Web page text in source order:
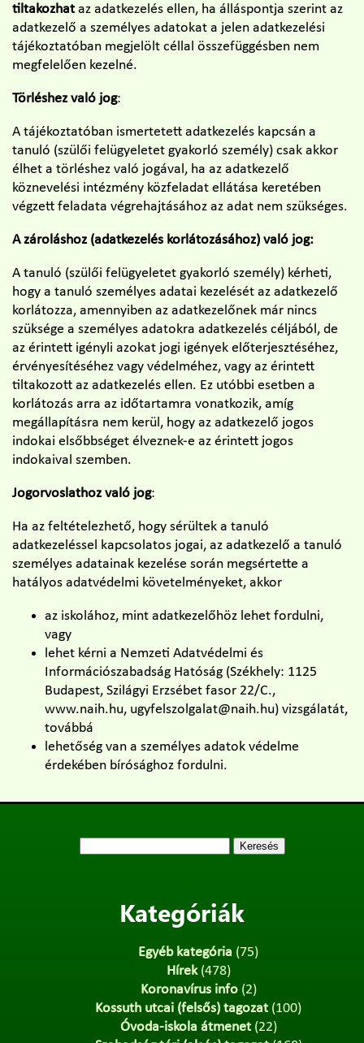
tiltakozhataz adatkezelés ellen, ha álláspontja szerint az
adatkezelő a személyes adatokat a jelen adatkezelési
tájékoztatóban megjelölt céllal összefüggésben nem
megfelelően kezelné.
Törléshez való jog:
A tájékoztatóban ismertetett adatkezelés kapcsán a
tanuló (szülői felügyeletet gyakorló személy) csak akkor
élhet a törléshez való jogával, ha az adatkezelő
köznevelési intézmény közfeladat ellátása keretében
végzett feladata végrehajtásához az adat nem szükséges.
A zároláshoz (adatkezelés korlátozásához) való jog:
A tanuló (szülői felügyeletet gyakorló személy) kérheti,
hogy a tanuló személyes adatai kezelését az adatkezelő
korlátozza, amennyiben az adatkezelőnek már nincs
szüksége a személyes adatokra adatkezelés céljából, de
az érintett igényli azokat jogi igények előterjesztéséhez,
érvényesítéséhez vagy védelméhez, vagy az érintett
tiltakozott az adatkezelés ellen. Ez utóbbi esetben a
korlátozás arra az időtartamra vonatkozik, amíg
megállapításra nem kerül, hogy az adatkezelő jogos
indokai elsőbbséget élveznek-e az érintett jogos
indokaival szemben.
Jogorvoslathoz való jog:
Ha az feltételezhető, hogy sérültek a tanuló
adatkezeléssel kapcsolatos jogai, az adatkezelő a tanuló
személyes adatainak kezelése során megsértette a
hatályos adatvédelmi követelményeket, akkor
az iskolához, mint adatkezelőhöz lehet fordulni,
vagy
lehet kérni a Nemzeti Adatvédelmi és
Információszabadság Hatóság (Székhely: 1125
Budapest, Szilágyi Erzsébet fasor 22/C.,
www.naih.hu, ugyfelszolgalat@naih.hu) vizsgálatát,
továbbá
lehetőség van a személyes adatok védelme
érdekében bírósághoz fordulni.
Kategóriák
Egyéb kategória (75)
Hírek(478)
Koronavírus info(2)
Kossuth utcai (felsős) tagozat(100)
Óvoda-iskola átmenet(22)